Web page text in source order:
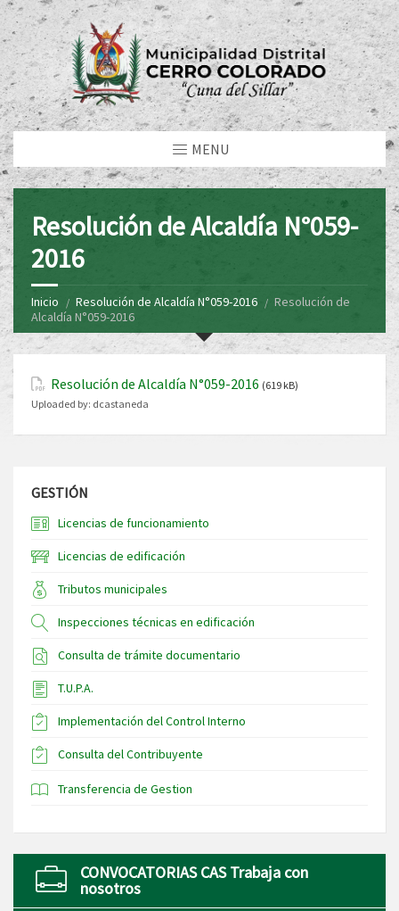
MENU
Resolución de Alcaldía N°059-
2016
Inicio Resolución de Alcaldía N°059-2016
Resolución de
Alcaldía N°059-2016
Resolución de Alcaldía N°059-2016 (619 kB)
Uploaded by: dcastaneda
GESTIÓN
Licencias de funcionamiento
Licencias de edificación
Tributos municipales
Inspecciones técnicas en edificación
Consulta de trámite documentario
T.U.P.A.
Implementación del Control Interno
Consulta del Contribuyente
Transferencia de Gestion
CONVOCATORIAS CAS Trabaja con
nosotros